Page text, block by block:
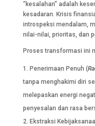
“kesalahan” adalah
kesadaran. Krisis
introspeksi mendalam,
nilai-nilai, prioritas, dan
Proses transformasi ini
Penerimaan Penuh (
tanpa menghakimi diri
melepaskan energi
penyesalan dan rasa
Ekstraksi